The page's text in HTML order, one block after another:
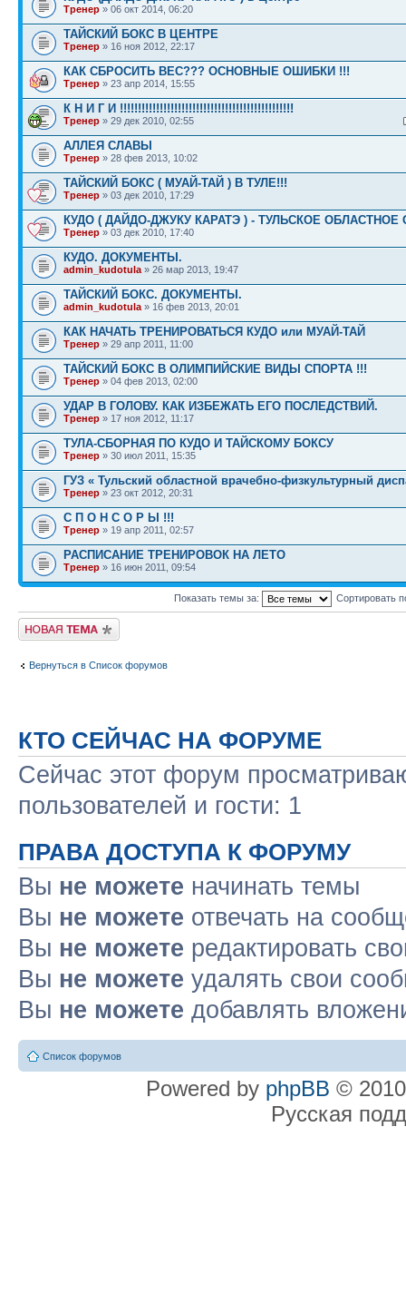
Тренер » 06 окт 2014, 06:20
ТАЙСКИЙ БОКС В ЦЕНТРЕ
Тренер » 16 ноя 2012, 22:17
КАК СБРОСИТЬ ВЕС??? ОСНОВНЫЕ ОШИБКИ !!!
Тренер » 23 апр 2014, 15:55
К Н И Г И !!!!!!!!!!!!!!!!!!!!!!!!!!!!!!!!!!!!!!!!!!!!!!!!
Тренер » 29 дек 2010, 02:55
АЛЛЕЯ СЛАВЫ
Тренер » 28 фев 2013, 10:02
ТАЙСКИЙ БОКС ( МУАЙ-ТАЙ ) В ТУЛЕ!!!
Тренер » 03 дек 2010, 17:29
КУДО ( ДАЙДО-ДЖУКУ КАРАТЭ ) - ТУЛЬСКОЕ ОБЛАСТНОЕ
Тренер » 03 дек 2010, 17:40
КУДО. ДОКУМЕНТЫ.
admin_kudotula » 26 мар 2013, 19:47
ТАЙСКИЙ БОКС. ДОКУМЕНТЫ.
admin_kudotula » 16 фев 2013, 20:01
КАК НАЧАТЬ ТРЕНИРОВАТЬСЯ КУДО или МУАЙ-ТАЙ
Тренер » 29 апр 2011, 11:00
ТАЙСКИЙ БОКС В ОЛИМПИЙСКИЕ ВИДЫ СПОРТА !!!
Тренер » 04 фев 2013, 02:00
УДАР В ГОЛОВУ. КАК ИЗБЕЖАТЬ ЕГО ПОСЛЕДСТВИЙ.
Тренер » 17 ноя 2012, 11:17
ТУЛА-СБОРНАЯ ПО КУДО И ТАЙСКОМУ БОКСУ
Тренер » 30 июл 2011, 15:35
ГУЗ « Тульский областной врачебно-физкультурный
Тренер » 23 окт 2012, 20:31
С П О Н С О Р Ы !!!
Тренер » 19 апр 2011, 02:57
РАСПИСАНИЕ ТРЕНИРОВОК НА ЛЕТО
Тренер » 16 июн 2011, 09:54
Показать темы за: Сортировать
Начать новую тему
Вернуться в Список форумов
КТО СЕЙЧАС НА ФОРУМЕ
Сейчас этот форум
пользователей и гости: 1
ПРАВА ДОСТУПА К ФОРУМУ
Вы не можете начинать темы
Вы не можете отвечать на
Вы не можете редактировать
Вы не можете удалять свои
Вы не можете добавлять
Список форумов
Powered by phpBB ©
Русская